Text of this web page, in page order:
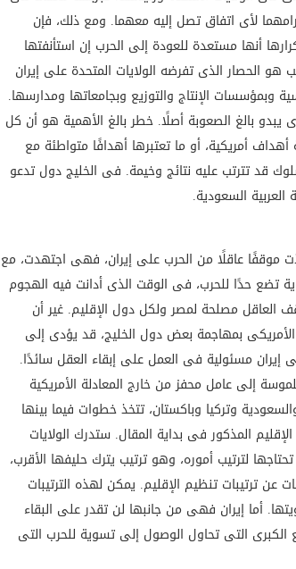
لأى اتفاق تصل إليه معهما. ومع ذلك، فإن
أنها مستعدة للعودة إلى الحرب إن استأنفتها
هو الحصار الذى تفرضه الولايات المتحدة على إيران
وبمؤسسات الإنتاج والتوزيع وبجامعاتها ومدارسها.
بالغ الصعوبة أصلًا. خطر بالغ الأهمية هو أن كل
أهداف أمريكية، أو ما تعتبرها أهدافًا متواطئة مع
قد تترتب عليه نتائج وخيمة. فى الخليج دول تدعو
السعودية.
موقفًا عاقلًا من الحرب على إيران، فهى اجتهدت، مع
تضع حدًا للحرب، فى الوقت الذى أدانت فيه الهجوم
مصلحة لمصر ولكل دول الإقليم. غير أن
الأمريكى بمهاجمة بعض دول الخليج، قد يؤدى إلى
مسئولية فى العمل على إبقاء العقل سائدًا.
إلى عامل محفز من خارج المعادلة الأمريكية
وتركيا وباكستان، تتخذ خطوات فيما بينها
المذكور فى بداية المقال. ستدرك الولايات
لترتيب أموره، وهو ترتيب يترك حليفها الأقرب،
عن ترتيبات تنظيم الإقليم. يمكن لهذه الترتيبات
أما إيران فهى من جانبها لن تقدر على البقاء
التى تحاول الوصول إلى تسوية للحرب التى